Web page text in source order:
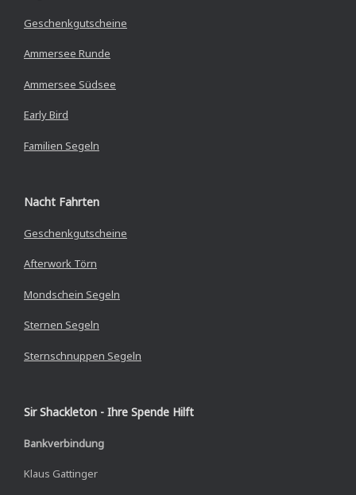
Geschenkgutscheine
Ammersee Runde
Ammersee Südsee
Early Bird
Familien Segeln
Nacht Fahrten
Geschenkgutscheine
Afterwork Törn
Mondschein Segeln
Sternen Segeln
Sternschnuppen Segeln
Sir Shackleton - Ihre Spende Hilft
Bankverbindung
Klaus Gattinger